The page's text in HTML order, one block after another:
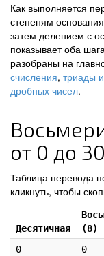
Как выполняется
степеням
затем делением с
показывает оба
разобраны на
счисления, триады
дробных чисел.
от 0 до 30
Таблица перевода
кликнуть, чтобы
Десятичная
(8)
0
0